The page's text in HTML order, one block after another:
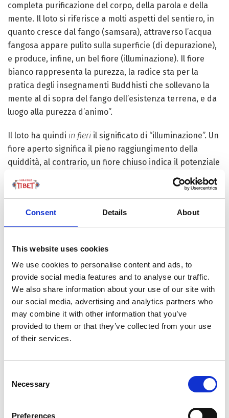
Consent Details About
This website uses cookies
We use cookies to personalise content and ads, to
provide social media features and to analyse our traffic.
We also share information about your use of our site with
our social media, advertising and analytics partners who
may combine it with other information that you’ve
provided to them or that they’ve collected from your use
of their services.
Selection
Necessary
Preferences
completa purificazione del corpo, della parola e della
mente. Il loto si riferisce a molti aspetti del sentiero, in
quanto cresce dal fango (samsara), attraverso l’acqua
fangosa appare pulito sulla superficie (di depurazione),
e produce, infine, un bel fiore (illuminazione). Il fiore
bianco rappresenta la purezza, la radice sta per la
pratica degli insegnamenti Buddhisti che sollevano la
mente al di sopra del fango dell’esistenza terrena, e da
luogo alla purezza d’animo”.
Il loto ha quindi in fieri il significato di “illuminazione”. Un
fiore aperto significa il pieno raggiungimento della
quiddità, al contrario, un fiore chiuso indica il potenziale
Ed è facile immaginare il perché. Le radici di un loto
affondano nel fango, mentre lo stelo cresce attraverso
l’acqua, e il fiore profumato si trova invece in superficie.
una metafora del cammino progressivo dell’anima, da
uno stato di “fango primordiale” incarnato dal
materialismo ed attraverso le “acque” dell’esperienza e
della vita, arriva al “sole” dell’ illuminazione. Anche se ci
sono altre piante acquatiche che fioriscono sopra
l’acqua, e’ solo il loto che, a causa della forza del suo
stelo, aumenta regolarmente da otto a dodici centimetri
uomini e’ senza macchia, come il loto che in acqua fangosa
Il loto non cresce